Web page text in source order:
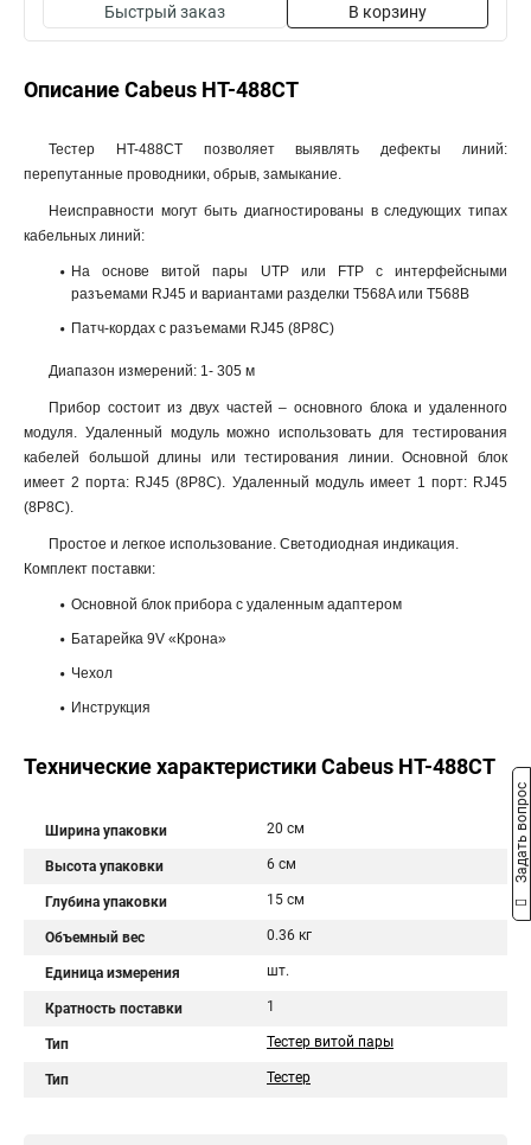
Быстрый заказ В корзину
Описание Cabeus HT-488CT
Тестер HT-488CT позволяет выявлять дефекты линий:
перепутанные проводники, обрыв, замыкание.
Неисправности могут быть диагностированы в следующих типах
кабельных линий:
На основе витой пары UTP или FTP с интерфейсными
разъемами RJ45 и вариантами разделки T568A или T568B
Патч-кордах с разъемами RJ45 (8Р8С)
Диапазон измерений: 1- 305 м
Прибор состоит из двух частей – основного блока и удаленного
модуля. Удаленный модуль можно использовать для тестирования
кабелей большой длины или тестирования линии. Основной блок
имеет 2 порта: RJ45 (8P8C). Удаленный модуль имеет 1 порт: RJ45
(8P8C).
Простое и легкое использование. Светодиодная индикация.
Комплект поставки:
Основной блок прибора с удаленным адаптером
Батарейка 9V «Крона»
Чехол
Инструкция
Технические характеристики Cabeus HT-488CT
Ширина упаковки 20 см
Высота упаковки 6 см
Глубина упаковки 15 см
Объемный вес 0.36 кг
Единица измерения шт.
Кратность поставки 1
Тип Тестер витой пары
Тип Тестер
Задать вопрос